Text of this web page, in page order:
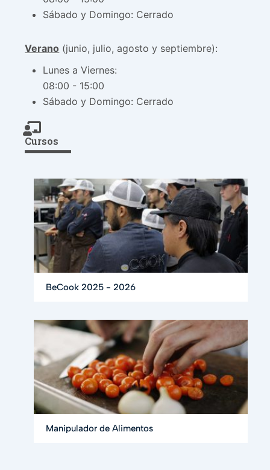
Sábado y Domingo: Cerrado
Verano (junio, julio, agosto y septiembre):
Lunes a Viernes:
08:00 - 15:00
Sábado y Domingo: Cerrado
Cursos
BeCook 2025 - 2026
Manipulador de Alimentos